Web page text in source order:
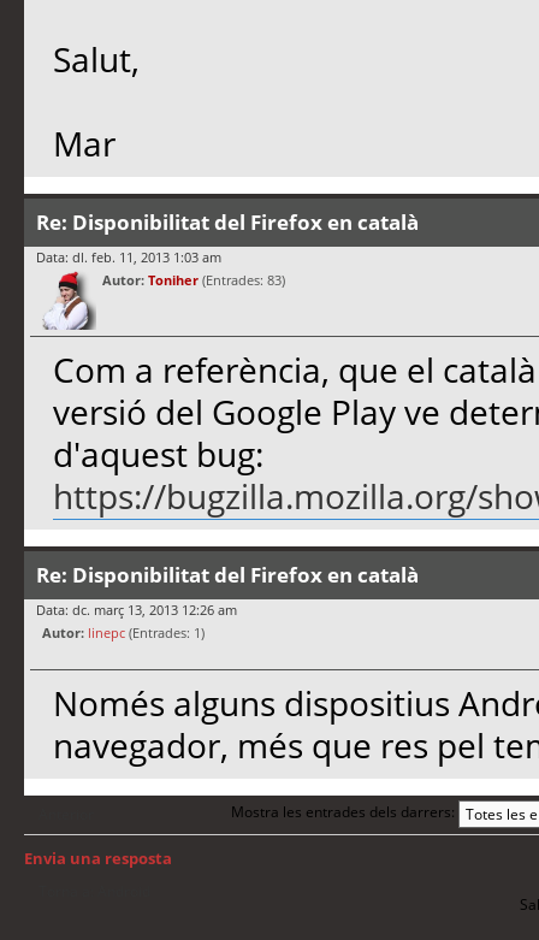
Salut,
Mar
Re: Disponibilitat del Firefox en català
Data: dl. feb. 11, 2013 1:03 am
Autor: Toniher (Entrades: 83)
Com a referència, que el
versió del Google Play ve
d'aquest bug:
https://bugzilla.mozilla.org/
Re: Disponibilitat del Firefox en català
Data: dc. març 13, 2013 12:26 am
Autor: linepc (Entrades: 1)
Només alguns dispositius
navegador, més que res pel
Mostra les entrades dels darrers:
Envia una resposta